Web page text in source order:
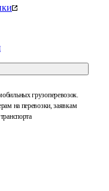
грузоперевозок.
на перевозки, заявкам